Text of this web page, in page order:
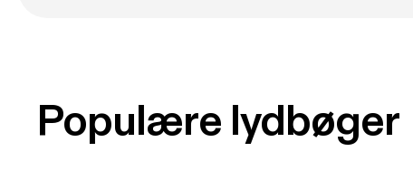
Populære lydbøger